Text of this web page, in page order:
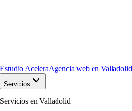
Estudio AceleraAgencia web en Valladolid
Servicios
Servicios en Valladolid